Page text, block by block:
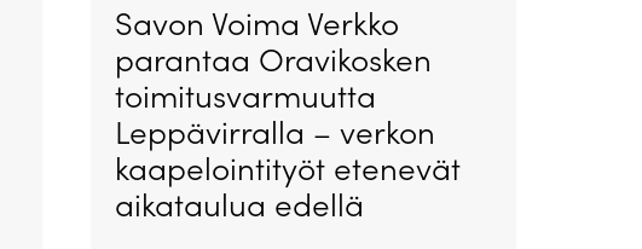
Savon Voima Verkko
parantaa Oravikosken
toimitusvarmuutta
Leppävirralla – verkon
kaapelointityöt etenevät
aikataulua edellä